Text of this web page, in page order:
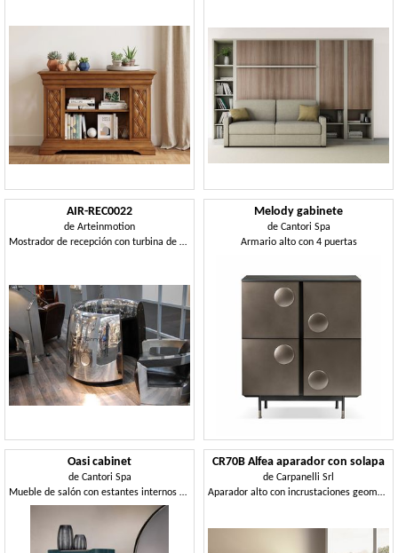
AIR-REC0022
de Arteinmotion
Mostrador de recepción con turbina de avión
Melody gabinete
de Cantori Spa
Armario alto con 4 puertas
Oasi cabinet
de Cantori Spa
Mueble de salón con estantes internos de cristal.
CR70B Alfea aparador con solapa
de Carpanelli Srl
Aparador alto con incrustaciones geométricas